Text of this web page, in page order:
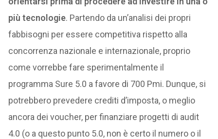
più tecnologie. Partendo da un’analisi dei propri
fabbisogni per essere competitiva rispetto alla
concorrenza nazionale e internazionale, proprio
come vorrebbe fare sperimentalmente il
programma Sure 5.0 a favore di 700 Pmi. Dunque, si
potrebbero prevedere crediti d’imposta, o meglio
ancora dei voucher, per finanziare progetti di audit
4.0 (o a questo punto 5.0, non è certo il numero o il